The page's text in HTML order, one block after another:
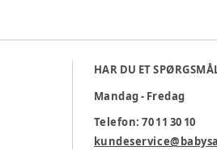
HAR DU ET
Mandag - Fredag
Telefon: 70 11 30 10